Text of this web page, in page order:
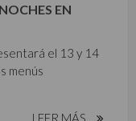
EN
el 13 y 14
menús
LEER MÁS